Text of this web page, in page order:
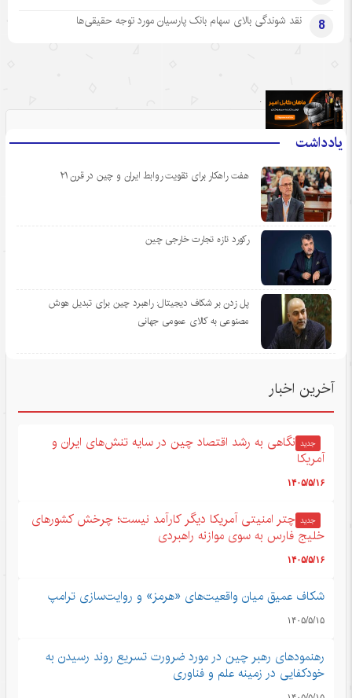
8 نقد شوندگی بالای سهام بانک پارسیان مورد توجه حقیقی‌ها
یادداشت
هفت راهکار برای تقویت روابط ایران و چین در قرن ۲۱
رکورد تازه تجارت خارجی چین
پل زدن بر شکاف دیجیتال: راهبرد چین برای تبدیل هوش
مصنوعی به کالای عمومی جهانی
.
آخرین اخبار
جدید نگاهی به رشد اقتصاد چین در سایه تنش‌های ایران و
آمریکا
۱۴۰۵/۵/۱۶
جدید چتر امنیتی آمریکا دیگر کارآمد نیست؛ چرخش کشورهای
خلیج فارس به سوی موازنه راهبردی
۱۴۰۵/۵/۱۶
شکاف عمیق میان واقعیت‌های «هرمز» و روایت‌سازی ترامپ
۱۴۰۵/۵/۱۵
رهنمودهای رهبر چین در مورد ضرورت تسریع روند رسیدن به
خودکفایی در زمینه علم و فناوری